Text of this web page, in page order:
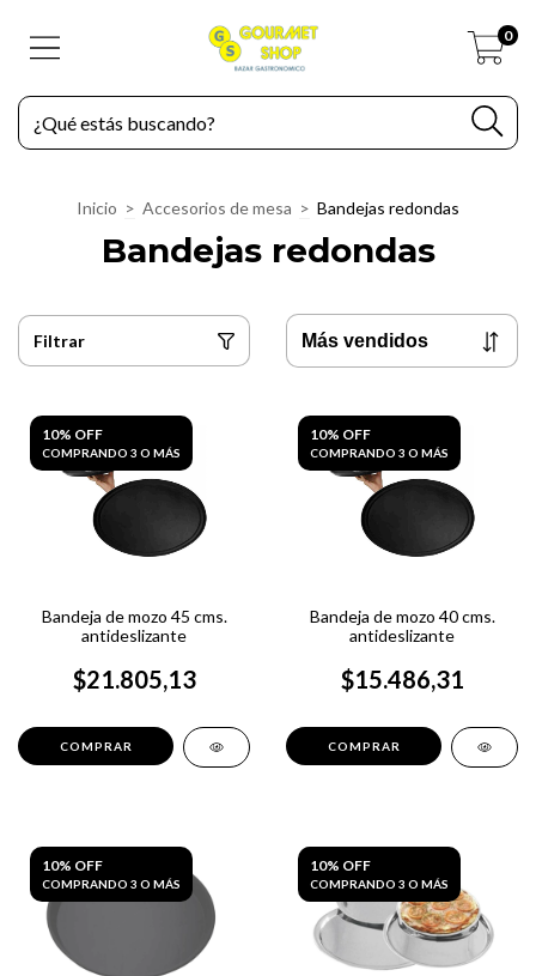
0
Inicio > Accesorios de mesa > Bandejas redondas
Bandejas redondas
Filtrar
10% OFF
COMPRANDO 3 O MÁS
Bandeja de mozo 45 cms.
antideslizante
$21.805,13
10% OFF
COMPRANDO 3 O MÁS
Bandeja de mozo 40 cms.
antideslizante
$15.486,31
10% OFF
COMPRANDO 3 O MÁS
10% OFF
COMPRANDO 3 O MÁS